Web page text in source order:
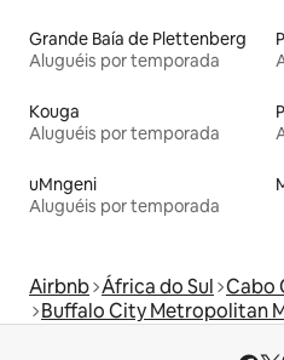
Grande Baía de Plettenberg
Aluguéis por temporada
Kouga
Aluguéis por temporada
uMngeni
Aluguéis por temporada
Airbnb África do Sul Cabo
Buffalo City Metropolitan